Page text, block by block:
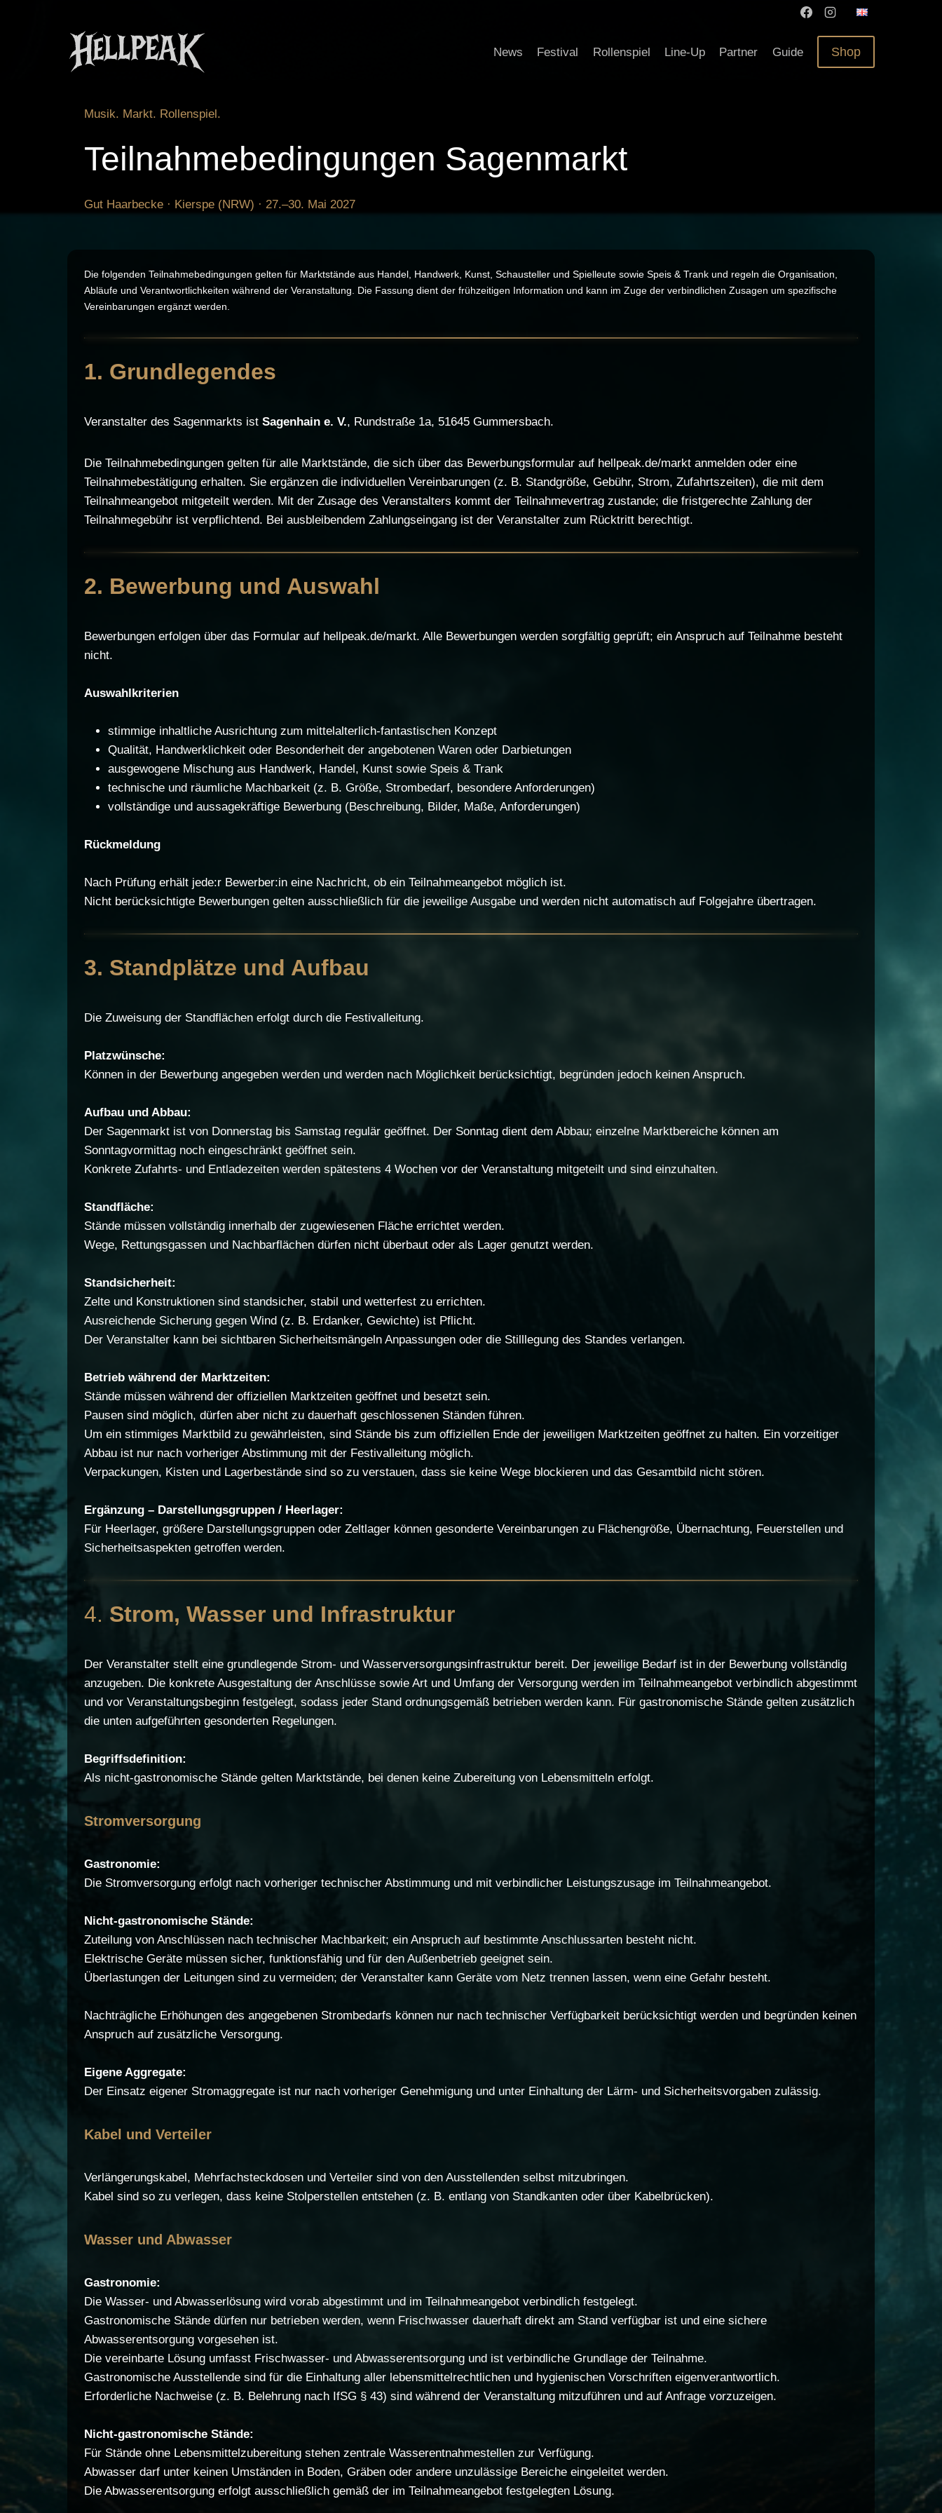
News Festival Rollenspiel Line-Up Partner Guide Shop
Musik. Markt. Rollenspiel.
Teilnahmebedingungen Sagenmarkt
Gut Haarbecke · Kierspe (NRW) · 27.–30. Mai 2027
Die folgenden Teilnahmebedingungen gelten für Marktstände aus Handel, Handwerk, Kunst, Schausteller und Spielleute sowie Speis & Trank und regeln die Organisation,
Abläufe und Verantwortlichkeiten während der Veranstaltung. Die Fassung dient der frühzeitigen Information und kann im Zuge der verbindlichen Zusagen um spezifische
Vereinbarungen ergänzt werden.
1. Grundlegendes
Veranstalter des Sagenmarkts ist Sagenhain e. V., Rundstraße 1a, 51645 Gummersbach.
Die Teilnahmebedingungen gelten für alle Marktstände, die sich über das Bewerbungsformular auf hellpeak.de/markt anmelden oder eine
Teilnahmebestätigung erhalten. Sie ergänzen die individuellen Vereinbarungen (z. B. Standgröße, Gebühr, Strom, Zufahrtszeiten), die mit dem
Teilnahmeangebot mitgeteilt werden. Mit der Zusage des Veranstalters kommt der Teilnahmevertrag zustande; die fristgerechte Zahlung der
Teilnahmegebühr ist verpflichtend. Bei ausbleibendem Zahlungseingang ist der Veranstalter zum Rücktritt berechtigt.
2. Bewerbung und Auswahl
Bewerbungen erfolgen über das Formular auf hellpeak.de/markt. Alle Bewerbungen werden sorgfältig geprüft; ein Anspruch auf Teilnahme besteht
nicht.
Auswahlkriterien
stimmige inhaltliche Ausrichtung zum mittelalterlich-fantastischen Konzept
Qualität, Handwerklichkeit oder Besonderheit der angebotenen Waren oder Darbietungen
ausgewogene Mischung aus Handwerk, Handel, Kunst sowie Speis & Trank
technische und räumliche Machbarkeit (z. B. Größe, Strombedarf, besondere Anforderungen)
vollständige und aussagekräftige Bewerbung (Beschreibung, Bilder, Maße, Anforderungen)
Rückmeldung
Nach Prüfung erhält jede:r Bewerber:in eine Nachricht, ob ein Teilnahmeangebot möglich ist.
Nicht berücksichtigte Bewerbungen gelten ausschließlich für die jeweilige Ausgabe und werden nicht automatisch auf Folgejahre übertragen.
3. Standplätze und Aufbau
Die Zuweisung der Standflächen erfolgt durch die Festivalleitung.
Platzwünsche:
Können in der Bewerbung angegeben werden und werden nach Möglichkeit berücksichtigt, begründen jedoch keinen Anspruch.
Aufbau und Abbau:
Der Sagenmarkt ist von Donnerstag bis Samstag regulär geöffnet. Der Sonntag dient dem Abbau; einzelne Marktbereiche können am
Sonntagvormittag noch eingeschränkt geöffnet sein.
Konkrete Zufahrts- und Entladezeiten werden spätestens 4 Wochen vor der Veranstaltung mitgeteilt und sind einzuhalten.
Standfläche:
Stände müssen vollständig innerhalb der zugewiesenen Fläche errichtet werden.
Wege, Rettungsgassen und Nachbarflächen dürfen nicht überbaut oder als Lager genutzt werden.
Standsicherheit:
Zelte und Konstruktionen sind standsicher, stabil und wetterfest zu errichten.
Ausreichende Sicherung gegen Wind (z. B. Erdanker, Gewichte) ist Pflicht.
Der Veranstalter kann bei sichtbaren Sicherheitsmängeln Anpassungen oder die Stilllegung des Standes verlangen.
Betrieb während der Marktzeiten:
Stände müssen während der offiziellen Marktzeiten geöffnet und besetzt sein.
Pausen sind möglich, dürfen aber nicht zu dauerhaft geschlossenen Ständen führen.
Um ein stimmiges Marktbild zu gewährleisten, sind Stände bis zum offiziellen Ende der jeweiligen Marktzeiten geöffnet zu halten. Ein vorzeitiger
Abbau ist nur nach vorheriger Abstimmung mit der Festivalleitung möglich.
Verpackungen, Kisten und Lagerbestände sind so zu verstauen, dass sie keine Wege blockieren und das Gesamtbild nicht stören.
Ergänzung – Darstellungsgruppen / Heerlager:
Für Heerlager, größere Darstellungsgruppen oder Zeltlager können gesonderte Vereinbarungen zu Flächengröße, Übernachtung, Feuerstellen und
Sicherheitsaspekten getroffen werden.
4. Strom, Wasser und Infrastruktur
Der Veranstalter stellt eine grundlegende Strom- und Wasserversorgungsinfrastruktur bereit. Der jeweilige Bedarf ist in der Bewerbung vollständig
anzugeben. Die konkrete Ausgestaltung der Anschlüsse sowie Art und Umfang der Versorgung werden im Teilnahmeangebot verbindlich abgestimmt
und vor Veranstaltungsbeginn festgelegt, sodass jeder Stand ordnungsgemäß betrieben werden kann. Für gastronomische Stände gelten zusätzlich
die unten aufgeführten gesonderten Regelungen.
Begriffsdefinition:
Als nicht-gastronomische Stände gelten Marktstände, bei denen keine Zubereitung von Lebensmitteln erfolgt.
Stromversorgung
Gastronomie:
Die Stromversorgung erfolgt nach vorheriger technischer Abstimmung und mit verbindlicher Leistungszusage im Teilnahmeangebot.
Nicht-gastronomische Stände:
Zuteilung von Anschlüssen nach technischer Machbarkeit; ein Anspruch auf bestimmte Anschlussarten besteht nicht.
Elektrische Geräte müssen sicher, funktionsfähig und für den Außenbetrieb geeignet sein.
Überlastungen der Leitungen sind zu vermeiden; der Veranstalter kann Geräte vom Netz trennen lassen, wenn eine Gefahr besteht.
Nachträgliche Erhöhungen des angegebenen Strombedarfs können nur nach technischer Verfügbarkeit berücksichtigt werden und begründen keinen
Anspruch auf zusätzliche Versorgung.
Eigene Aggregate:
Der Einsatz eigener Stromaggregate ist nur nach vorheriger Genehmigung und unter Einhaltung der Lärm- und Sicherheitsvorgaben zulässig.
Kabel und Verteiler
Verlängerungskabel, Mehrfachsteckdosen und Verteiler sind von den Ausstellenden selbst mitzubringen.
Kabel sind so zu verlegen, dass keine Stolperstellen entstehen (z. B. entlang von Standkanten oder über Kabelbrücken).
Wasser und Abwasser
Gastronomie:
Die Wasser- und Abwasserlösung wird vorab abgestimmt und im Teilnahmeangebot verbindlich festgelegt.
Gastronomische Stände dürfen nur betrieben werden, wenn Frischwasser dauerhaft direkt am Stand verfügbar ist und eine sichere
Abwasserentsorgung vorgesehen ist.
Die vereinbarte Lösung umfasst Frischwasser- und Abwasserentsorgung und ist verbindliche Grundlage der Teilnahme.
Gastronomische Ausstellende sind für die Einhaltung aller lebensmittelrechtlichen und hygienischen Vorschriften eigenverantwortlich.
Erforderliche Nachweise (z. B. Belehrung nach IfSG § 43) sind während der Veranstaltung mitzuführen und auf Anfrage vorzuzeigen.
Nicht-gastronomische Stände:
Für Stände ohne Lebensmittelzubereitung stehen zentrale Wasserentnahmestellen zur Verfügung.
Abwasser darf unter keinen Umständen in Boden, Gräben oder andere unzulässige Bereiche eingeleitet werden.
Die Abwasserentsorgung erfolgt ausschließlich gemäß der im Teilnahmeangebot festgelegten Lösung.